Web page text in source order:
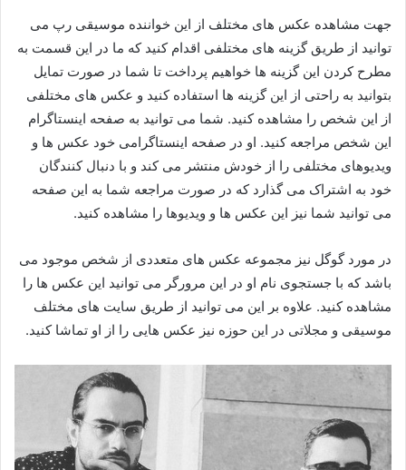
جهت مشاهده عکس های مختلف از این خواننده موسیقی رپ می
توانید از طریق گزینه های مختلفی اقدام کنید که ما در این قسمت به
مطرح کردن این گزینه ها خواهیم پرداخت تا شما در صورت تمایل
بتوانید به راحتی از این گزینه ها استفاده کنید و عکس های مختلفی
از این شخص را مشاهده کنید. شما می توانید به صفحه اینستاگرام
این شخص مراجعه کنید. او در صفحه اینستاگرامی خود عکس ها و
ویدیوهای مختلفی را از خودش منتشر می‌ کند و با دنبال کنندگان
خود به اشتراک می‌ گذارد که در صورت مراجعه شما به این صفحه
می توانید شما نیز این عکس ها و ویدیوها را مشاهده کنید.
در مورد گوگل نیز مجموعه عکس‌ های متعددی از شخص موجود می
باشد که با جستجوی نام او در این مرورگر می توانید این عکس ها را
مشاهده کنید. علاوه بر این می توانید از طریق سایت های مختلف
موسیقی و مجلاتی در این حوزه نیز عکس هایی را از او تماشا کنید.